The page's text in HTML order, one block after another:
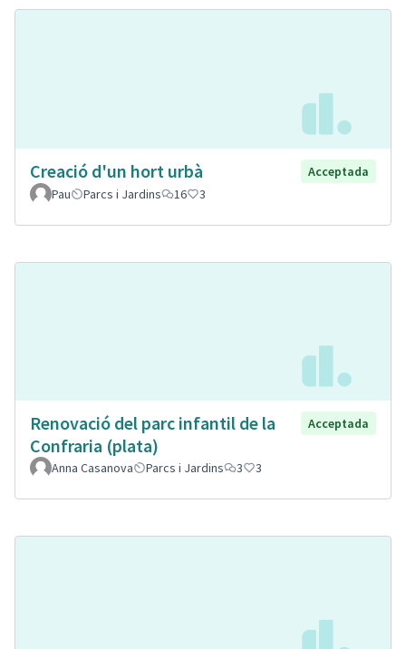
Creació d'un hort urbà
Acceptada
Pau
Parcs i Jardins 16 3
Renovació del parc infantil de la
Confraria (plata)
Acceptada
Anna Casanova Parcs i Jardins 3 3